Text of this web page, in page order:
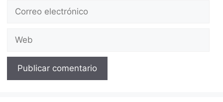
Correo
Web